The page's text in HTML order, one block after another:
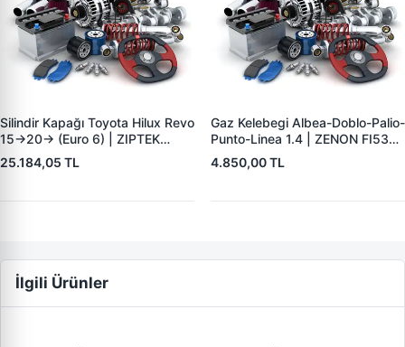
Silindir Kapağı Toyota Hilux Revo
15->20-> (Euro 6) | ZIPTEK
11101-0E010 | OEM 11101-
0E010
25.184,05 TL
Gaz Kelebegi Albea-Doblo-Palio-
Punto-Linea 1.4 | ZENON FI5393
| OEM 77363793
4.850,00 TL
İlgili Ürünler